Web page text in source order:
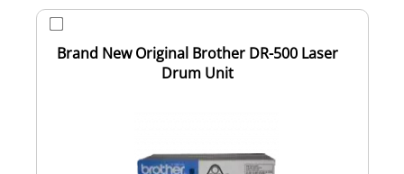
Brand New Original Brother DR-500 Laser
Drum Unit